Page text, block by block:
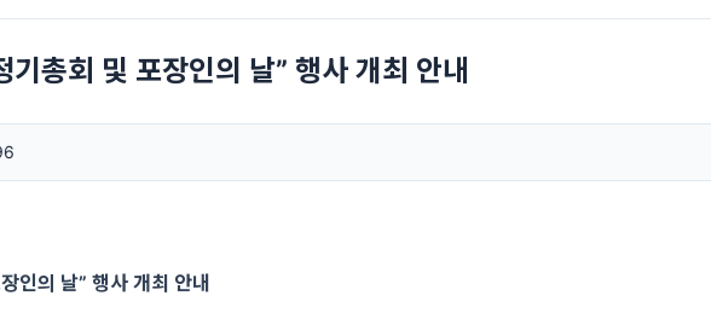
총회 및 포장인의 날” 행사 개최 안내
인의 날” 행사 개최 안내